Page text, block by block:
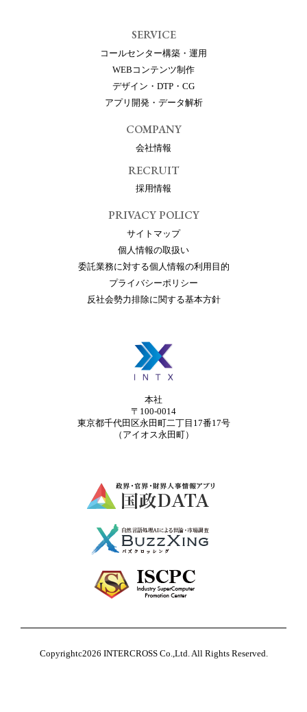
SERVICE
コールセンター構築・運用
WEBコンテンツ制作
デザイン・DTP・CG
アプリ開発・データ解析
COMPANY
会社情報
RECRUIT
採用情報
PRIVACY POLICY
サイトマップ
個人情報の取扱い
委託業務に対する個人情報の利用目的
プライバシーポリシー
反社会勢力排除に関する基本方針
本社
〒100-0014
東京都千代田区永田町二丁目17番17号
（アイオス永田町）
Copyrightc2026 INTERCROSS Co.,Ltd. All Rights Reserved.